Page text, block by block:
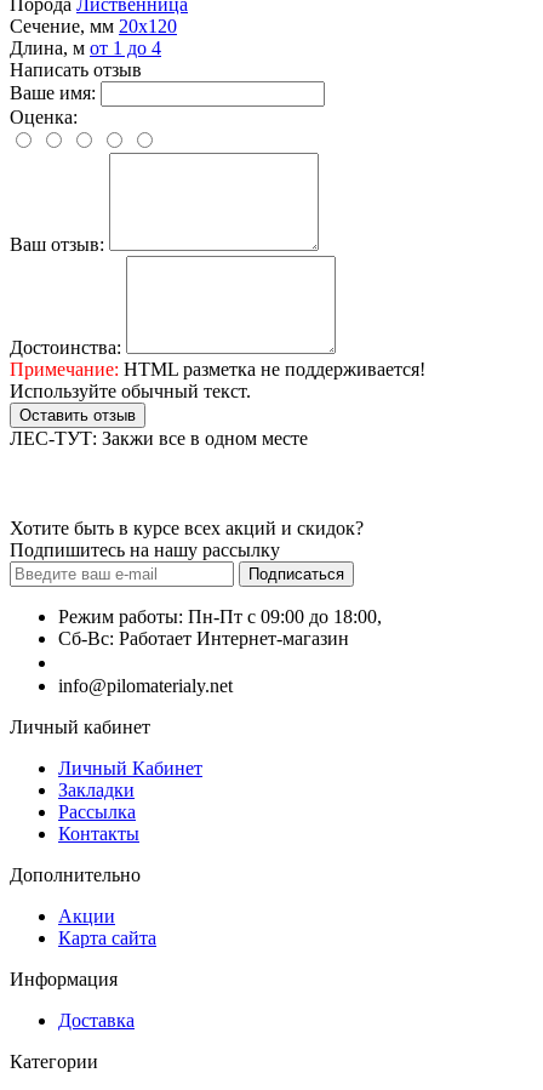
Сечение, мм 20x120
Длина, м от 1 до 4
Написать отзыв
Ваше имя:
Оценка:
Ваш отзыв:
Достоинства:
Примечание: HTML разметка не поддерживается!
Используйте обычный текст.
Оставить отзыв
ЛЕС-ТУТ: Закжи все в одном месте
Хотите быть в курсе всех акций и скидок?
Подпишитесь на нашу рассылку
Подписаться
Режим работы: Пн-Пт с 09:00 до 18:00,
Сб-Вс: Работает Интернет-магазин
info@pilomaterialy.net
Личный кабинет
Личный Кабинет
Закладки
Рассылка
Контакты
Дополнительно
Акции
Карта сайта
Информация
Доставка
Категории